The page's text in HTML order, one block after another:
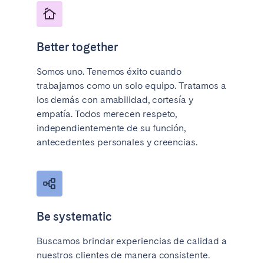
Better together
Somos uno. Tenemos éxito cuando
trabajamos como un solo equipo. Tratamos a
los demás con amabilidad, cortesía y
empatía. Todos merecen respeto,
independientemente de su función,
antecedentes personales y creencias.
Be systematic
Buscamos brindar experiencias de calidad a
nuestros clientes de manera consistente.